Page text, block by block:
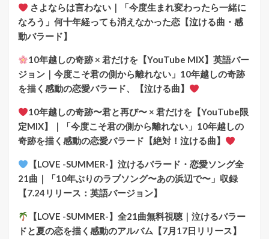
さよならは言わない｜「今度生まれ変わったら一緒に
なろう」何十年経っても消えなかった恋【泣ける曲・感
動バラード】
10年越しの奇跡 × 君だけを【YouTube MIX】英語バー
ジョン｜今度こそ君の側から離れない」10年越しの奇跡
を描く感動の恋愛バラード、【泣ける曲】
10年越しの奇跡〜君と再び〜 × 君だけを【YouTube限
定MIX】｜「今度こそ君の側から離れない」10年越しの
奇跡を描く感動の恋愛バラード【絶対！泣ける曲】
【LOVE -SUMMER-】泣けるバラード・恋愛ソング全
21曲｜「10年ぶりのラブソング〜あの浜辺で〜」収録
【7.24リリース：英語バージョン】
【LOVE -SUMMER-】全21曲無料視聴｜泣けるバラー
ドと夏の恋を描く感動のアルバム【7月17日リリース】